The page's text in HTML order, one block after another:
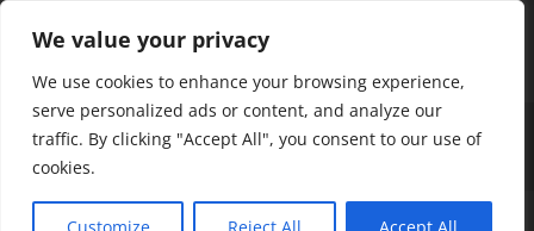
We value your privacy
We use cookies to enhance your browsing experience,
serve personalized ads or content, and analyze our
traffic. By clicking "Accept All", you consent to our use of
cookies.
X
हमसे जुड़ें
आधिकारिक नीति पृष्ठ (Privacy Policy)
Copyright © All rights reserved. MoreNews द्धारा AF